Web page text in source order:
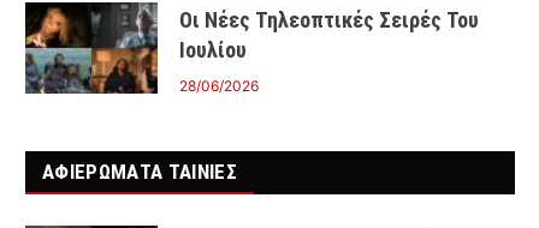
Οι Νέες Τηλεοπτικές Σειρές Του
Ιουλίου
28/06/2026
ΑΦΙΕΡΩΜΑΤΑ ΤΑΙΝΊΕΣ